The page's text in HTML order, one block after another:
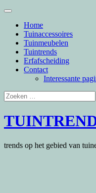
Skip
contentHome
Tuinaccessoires
Tuinmeubelen
Tuintrends
Erfafscheiding
Contact
Interessante
Zoeken
naar:
trends op het gebied van